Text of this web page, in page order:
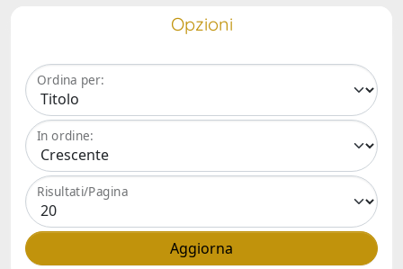
Opzioni
Ordina per:
In ordine:
Risultati/Pagina